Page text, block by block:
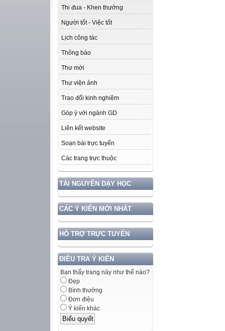
Thi đua - Khen thưởng
Người tốt - Việc tốt
Lịch công tác
Thông báo
Thư mời
Thư viện ảnh
Trao đổi kinh nghiệm
Góp ý với ngành GD
Liên kết website
Soạn bài trực tuyến
Các trang trực thuộc
TÀI NGUYÊN DẠY HỌC
CÁC Ý KIẾN MỚI NHẤT
HỖ TRỢ TRỰC TUYẾN
ĐIỀU TRA Ý KIẾN
Bạn thấy trang này như thế nào?
Đẹp
Bình thường
Đơn điệu
Ý kiến khác